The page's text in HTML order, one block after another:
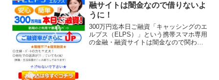
融サイトは闇金なので借りないよ
うに！
300万円迄本日ご融資「キャッシングのエ
ルプス（ELPS）」という携帯スマホ専用
の金融・融資サイトは闇金なので関わら